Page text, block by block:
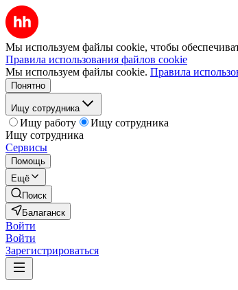
Мы используем файлы cookie, чтобы
Правила использования файлов cookie
Мы используем файлы cookie. Правила
Понятно
Ищу сотрудника
Ищу работу
Ищу сотрудника
Ищу сотрудника
Сервисы
Помощь
Ещё
Поиск
Балаганск
Войти
Войти
Зарегистрироваться